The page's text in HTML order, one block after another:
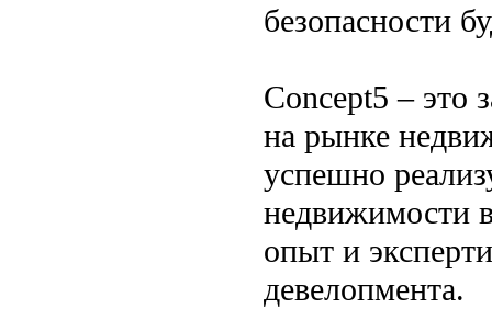
безопасности
Concept5 – это
на рынке
успешно
недвижимости
опыт и
девелопмента.